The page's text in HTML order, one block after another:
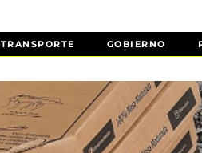
TRANSPORTE GOBIERNO